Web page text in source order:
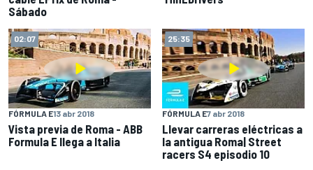
Sábado
02:07
FÓRMULA E13 abr 2018
Vista previa de Roma - ABB
Formula E llega a Italia
25:35
FÓRMULA E7 abr 2018
Llevar carreras eléctricas a
la antigua Roma| Street
racers S4 episodio 10